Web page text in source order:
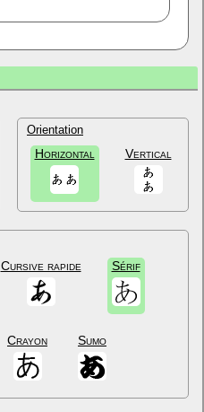
Orientation
Horizontal Vertical
Cursive rapide Sérif
Crayon Sumo